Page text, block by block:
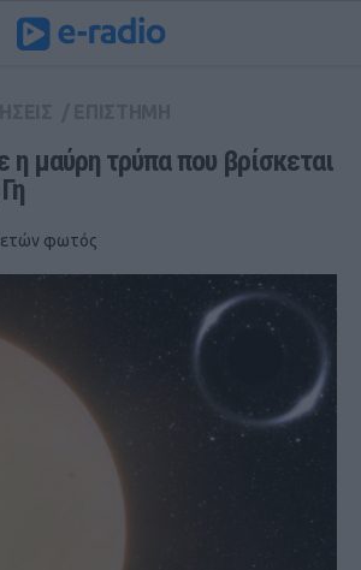
μαύρη τρύπα που βρίσκεται
φωτός